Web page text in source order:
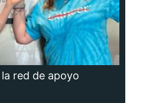
red de apoyo